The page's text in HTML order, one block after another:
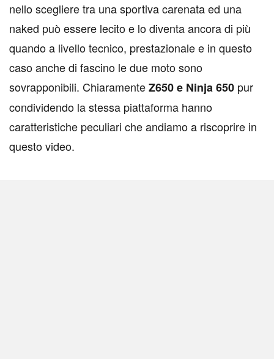
nello scegliere tra una sportiva carenata ed una
naked può essere lecito e lo diventa ancora di più
quando a livello tecnico, prestazionale e in questo
caso anche di fascino le due moto sono
sovrapponibili. ChiaramenteZ650 e Ninja 650 pur
condividendo la stessa piattaforma hanno
caratteristiche peculiari che andiamo a riscoprire in
questo video.